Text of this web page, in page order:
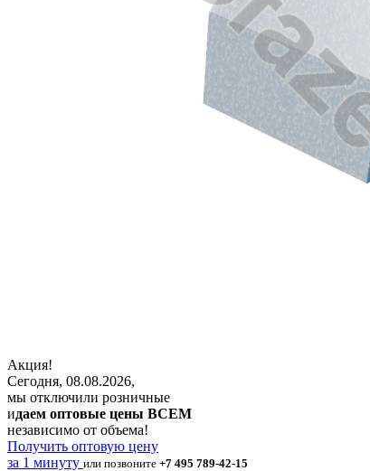
Акция!
Сегодня, 08.08.2026,
мы отключили розничные
идаем оптовые цены ВСЕМ
независимо от объема!
Получить оптовую цену
за 1 минуту или позвоните +7 495 789-42-15